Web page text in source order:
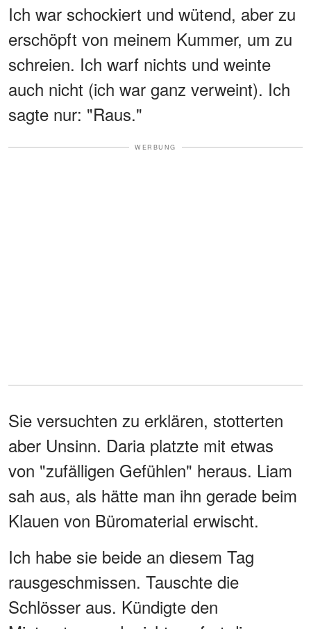
Ich war schockiert und wütend, aber zu
erschöpft von meinem Kummer, um zu
schreien. Ich warf nichts und weinte
auch nicht (ich war ganz verweint). Ich
sagte nur: "Raus."
WERBUNG
Sie versuchten zu erklären, stotterten
aber Unsinn. Daria platzte mit etwas
von "zufälligen Gefühlen" heraus. Liam
sah aus, als hätte man ihn gerade beim
Klauen von Büromaterial erwischt.
Ich habe sie beide an diesem Tag
rausgeschmissen. Tauschte die
Schlösser aus. Kündigte den